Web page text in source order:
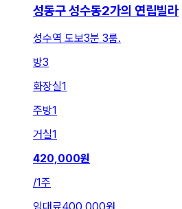
성동구 성수동2가의 연립빌라
성수역 도보3분 3룸.
방3
화장실1
주방1
거실1
420,000원
/1주